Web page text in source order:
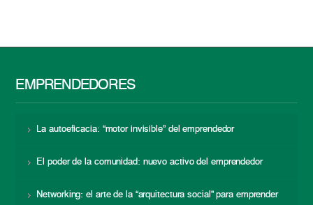
EMPRENDEDORES
La autoeficacia: “motor invisible” del emprendedor
El poder de la comunidad: nuevo activo del emprendedor
Networking: el arte de la “arquitectura social” para emprender